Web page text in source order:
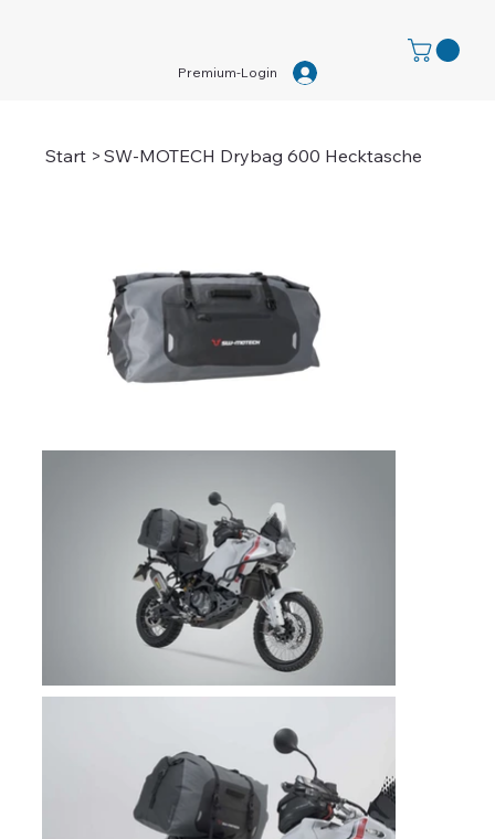
Premium-Login
Start > SW-MOTECH Drybag 600 Hecktasche